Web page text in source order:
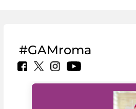
#GAMroma